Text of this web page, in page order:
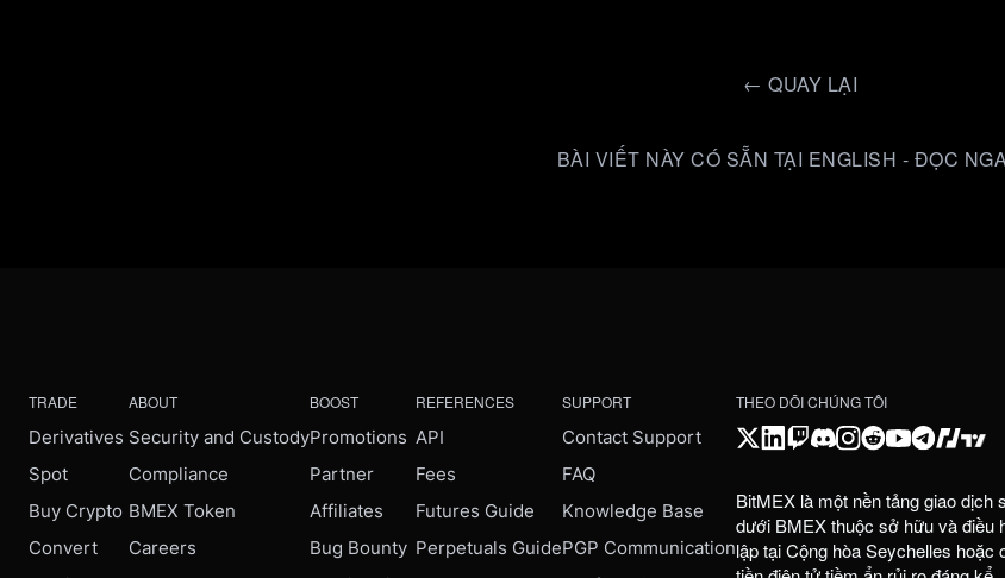
← QUAY LẠI
BÀI VIẾT NÀY CÓ SẴN TẠI ENGLISH - ĐỌC
TRADE
Derivatives
Spot
Buy Crypto
Convert
ABOUT
Security and Custody
Compliance
BMEX Token
Careers
BOOST
Promotions
Partner
Affiliates
Bug Bounty
REFERENCES
API
Fees
Futures Guide
Perpetuals Guide
SUPPORT
Contact Support
FAQ
Knowledge Base
PGP Communication
THEO DÕI CHÚNG TÔI
BitMEX là một nền tảng giao dịch
dưới BMEX thuộc sở hữu và điều
lập tại Cộng hòa Seychelles